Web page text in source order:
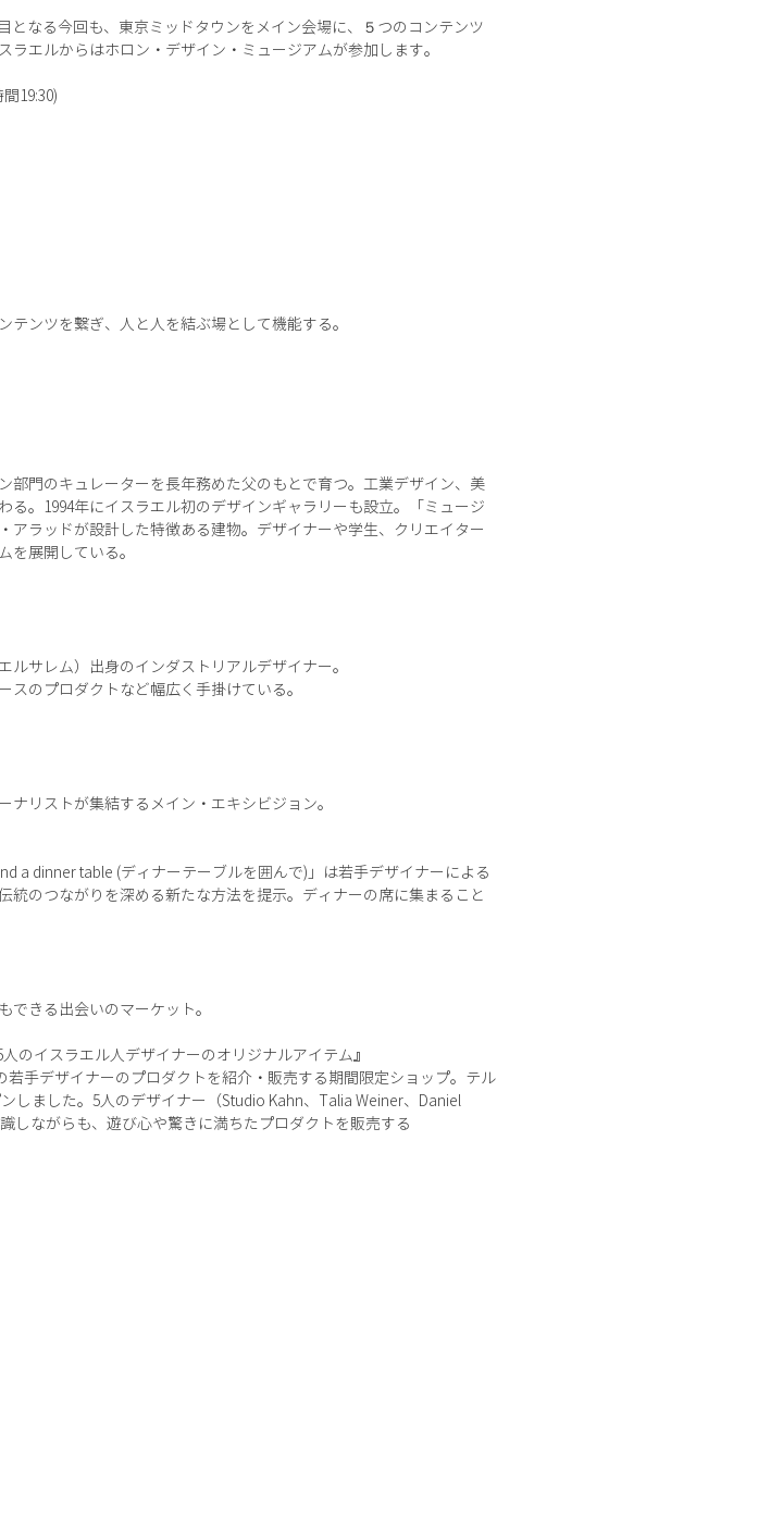
となる今回も、東京ミッドタウンをメイン会場に、５つのコンテンツ
エルからはホロン・デザイン・ミュージアムが参加します。
19:30)
ンツを繋ぎ、人と人を結ぶ場として機能する。
部門のキュレーターを長年務めた父のもとで育つ。工業デザイン、美
。1994年にイスラエル初のデザインギャラリーも設立。「ミュージ
ラッドが設計した特徴ある建物。デザイナーや学生、クリエイター
を展開している。
ルサレム）出身のインダストリアルデザイナー。
のプロダクトなど幅広く手掛けている。
リストが集結するメイン・エキシビジョン。
a dinner table (ディナーテーブルを囲んで)」は若手デザイナーによる
のつながりを深める新たな方法を提示。ディナーの席に集まること
できる出会いのマーケット。
のイスラエル人デザイナーのオリジナルアイテム』
手デザイナーのプロダクトを紹介・販売する期間限定ショップ。テル
しました。5人のデザイナー（Studio Kahn、Talia Weiner、Daniel
しながらも、遊び心や驚きに満ちたプロダクトを販売する